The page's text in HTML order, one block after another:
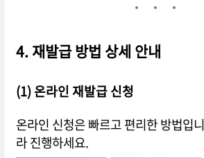
4. 재발급 방법 상세 안내
(1) 온라인 재발급 신청
온라인 신청은 빠르고 편리한 방법입
라 진행하세요.